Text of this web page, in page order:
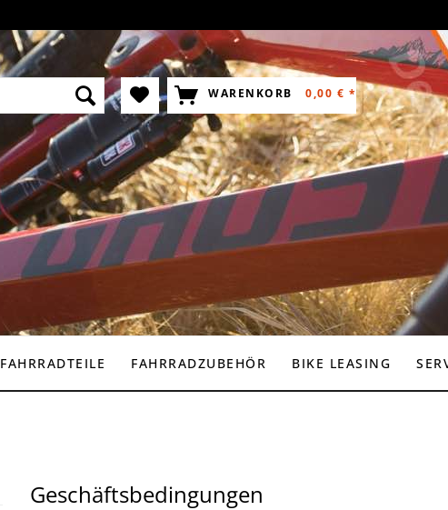
WARENKORB 0,00 € *
FAHRRADTEILE FAHRRADZUBEHÖR BIKE LEASING
Geschäftsbedingungen